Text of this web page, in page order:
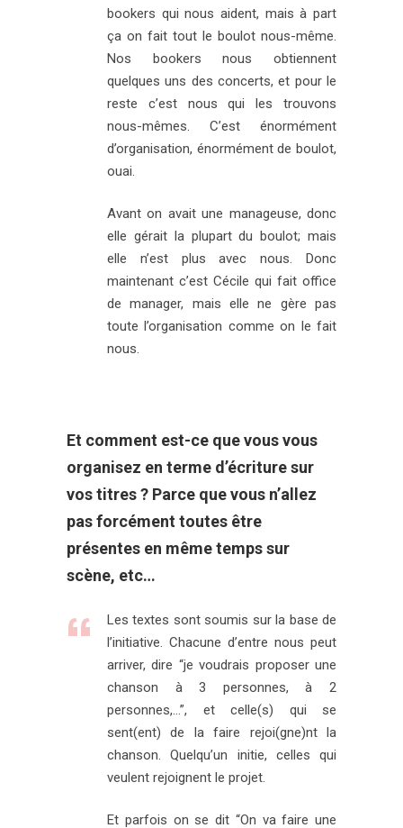
bookers qui nous aident, mais à part
ça on fait tout le boulot nous-même.
Nos bookers nous obtiennent
quelques uns des concerts, et pour le
reste c’est nous qui les trouvons
nous-mêmes. C’est énormément
d’organisation, énormément de boulot,
ouai.
Avant on avait une manageuse, donc
elle gérait la plupart du boulot; mais
elle n’est plus avec nous. Donc
maintenant c’est Cécile qui fait office
de manager, mais elle ne gère pas
toute l’organisation comme on le fait
nous.
Et comment est-ce que vous vous
organisez en terme d’écriture sur
vos titres ? Parce que vous n’allez
pas forcément toutes être
présentes en même temps sur
scène, etc…
Les textes sont soumis sur la base de
l’initiative. Chacune d’entre nous peut
arriver, dire “je voudrais proposer une
chanson à 3 personnes, à 2
personnes,…”, et celle(s) qui se
sent(ent) de la faire rejoi(gne)nt la
chanson. Quelqu’un initie, celles qui
veulent rejoignent le projet.
Et parfois on se dit “On va faire une